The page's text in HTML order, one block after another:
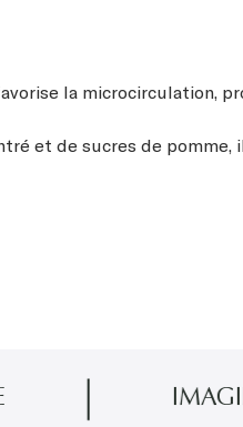
la microcirculation,
et de sucres de
IMAGINÉ